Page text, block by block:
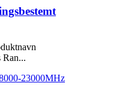
Ran...